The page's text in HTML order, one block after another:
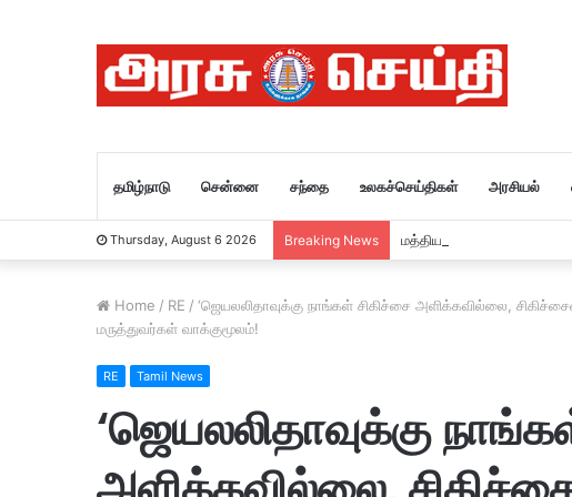
தமிழ்நாடு சென்னை சந்தை உலகச்செய்திகள் அரசியல்
Thursday, August 6 2026 Breaking News மத்திய அமைச்சர் அமித்ஷா
Home / RE / ‘ஜெயலலிதாவுக்கு நாங்கள் சிகிச்சை அளிக்கவில்லை,
மருத்துவர்கள் வாக்குமூலம்!
RE Tamil News
‘ஜெயலலிதாவுக்கு